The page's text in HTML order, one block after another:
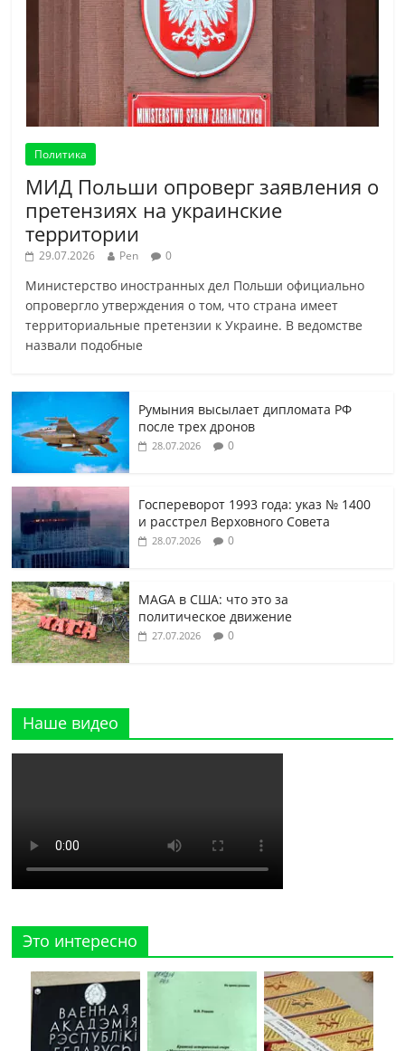
Политика
МИД Польши опроверг заявления о
претензиях на украинские
территории
29.07.2026 Pen 0
Министерство иностранных дел Польши официально
опровергло утверждения о том, что страна имеет
территориальные претензии к Украине. В ведомстве
назвали подобные
Румыния высылает дипломата РФ
после трех дронов
28.07.2026 0
Госпереворот 1993 года: указ № 1400
и расстрел Верховного Совета
28.07.2026 0
MAGA в США: что это за
политическое движение
27.07.2026 0
Наше видео
Это интересно